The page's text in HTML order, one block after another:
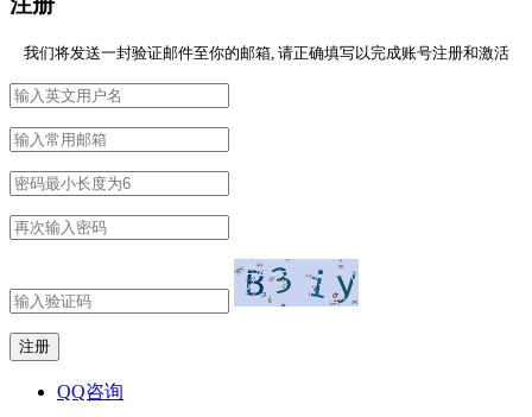
我们将发送一封验证邮件至你的邮箱, 请正确填写以完成账号注册和激活
QQ咨询